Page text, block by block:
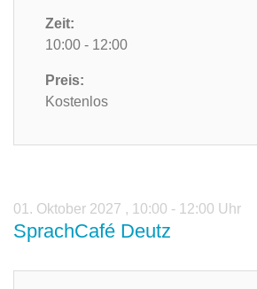
Zeit:
10:00 - 12:00
Preis:
Kostenlos
01. Oktober 2027 , 10:00 - 12:00 Uhr
SprachCafé Deutz